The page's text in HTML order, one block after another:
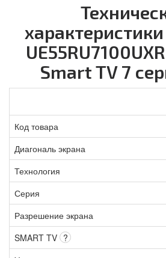
Smart TV 7
Код товара
Диагональ экрана
Технология
Серия
Разрешение экрана
SMART TV ?